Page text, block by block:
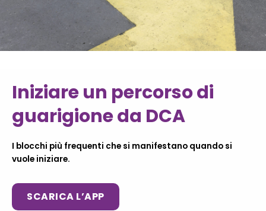
Iniziare un percorso di
guarigione da DCA
I blocchi più frequenti che si manifestano quando si
vuole iniziare.
SCARICA L’APP